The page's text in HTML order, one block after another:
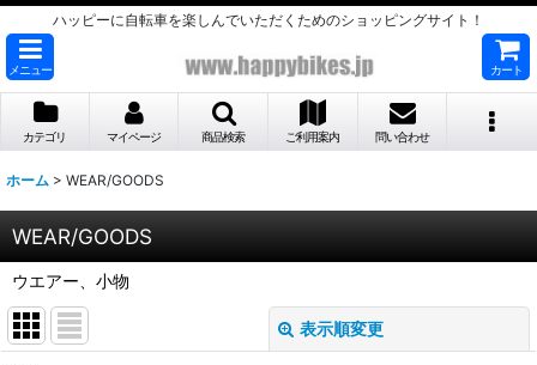
ハッピーに自転車を楽しんでいただくためのショッピングサイト！
メニュー カート
カテゴリ マイページ 商品検索 ご利用案内 問い合わせ
ホーム > WEAR/GOODS
WEAR/GOODS
ウエアー、小物
表示順変更